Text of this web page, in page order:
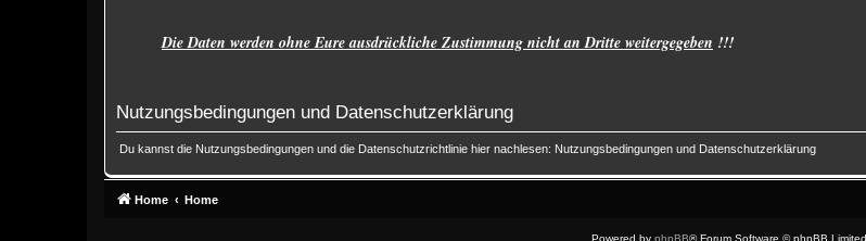
Die Daten werden ohne Eure ausdrückliche Zustimmung nicht an Dritte weitergegeben !!!
Nutzungsbedingungen und Datenschutzerklärung
Du kannst die Nutzungsbedingungen und die Datenschutzrichtlinie hier nachlesen: Nutzungsbedingungen und Datenschutzerklärung
Home Home